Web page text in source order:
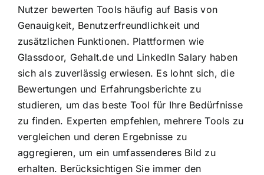
Nutzer bewerten Tools häufig auf Basis von
Genauigkeit, Benutzerfreundlichkeit und
zusätzlichen Funktionen. Plattformen wie
Glassdoor, Gehalt.de und LinkedIn Salary haben
sich als zuverlässig erwiesen. Es lohnt sich, die
Bewertungen und Erfahrungsberichte zu
studieren, um das beste Tool für Ihre Bedürfnisse
zu finden. Experten empfehlen, mehrere Tools zu
vergleichen und deren Ergebnisse zu
aggregieren, um ein umfassenderes Bild zu
erhalten. Berücksichtigen Sie immer den